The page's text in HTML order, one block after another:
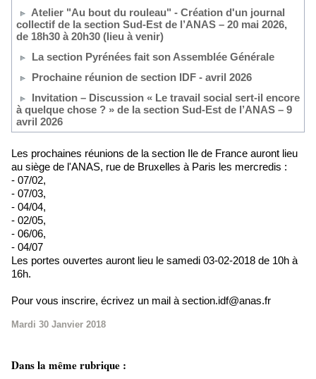
Atelier "Au bout du rouleau" - Création d'un journal
collectif de la section Sud-Est de l’ANAS – 20 mai 2026,
de 18h30 à 20h30 (lieu à venir)
La section Pyrénées fait son Assemblée Générale
Prochaine réunion de section IDF - avril 2026
Invitation – Discussion « Le travail social sert-il encore
à quelque chose ? » de la section Sud-Est de l’ANAS – 9
avril 2026
Les prochaines réunions de la section Ile de France auront lieu
au siège de l'ANAS, rue de Bruxelles à Paris les mercredis :
- 07/02,
- 07/03,
- 04/04,
- 02/05,
- 06/06,
- 04/07
Les portes ouvertes auront lieu le samedi 03-02-2018 de 10h à
16h.
Pour vous inscrire, écrivez un mail à section.idf@anas.fr
Mardi 30 Janvier 2018
Dans la même rubrique :